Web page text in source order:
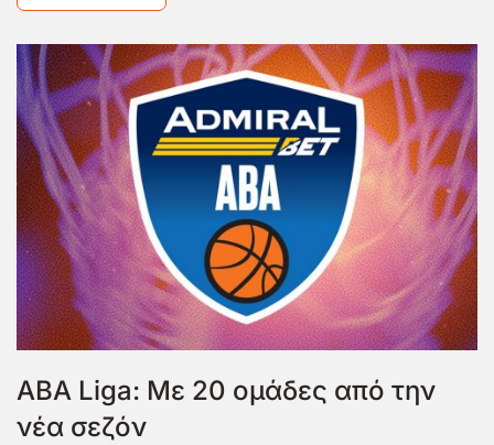
ABA Liga: Με 20 ομάδες από την
νέα σεζόν